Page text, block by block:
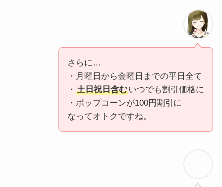
さらに…
・月曜日から金曜日までの平日全て
・土日祝日含むいつでも割引価格に
・ポップコーンが100円割引に
なってオトクですね。